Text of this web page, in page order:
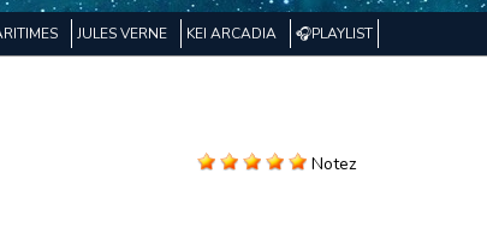
JULES VERNE KEI ARCADIA 🎧PLAYLIST
Notez